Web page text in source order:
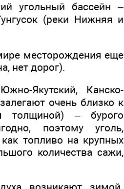
угольный бассейн –
(реки Нижняя и
месторождения еще
нет дорог).
Якутский, Канско-
очень близко к
– бурого
поэтому уголь,
топливо на крупных
количества сажи,